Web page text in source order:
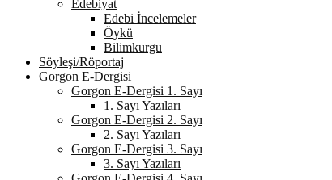
Edebiyat
Edebi İncelemeler
Öykü
Bilimkurgu
Söyleşi/Röportaj
Gorgon E-Dergisi
Gorgon E-Dergisi 1. Sayı
1. Sayı Yazıları
Gorgon E-Dergisi 2. Sayı
2. Sayı Yazıları
Gorgon E-Dergisi 3. Sayı
3. Sayı Yazıları